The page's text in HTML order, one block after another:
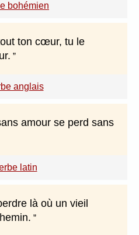
bohémien
ton cœur, tu le
anglais
amour se perd sans
latin
là où un vieil